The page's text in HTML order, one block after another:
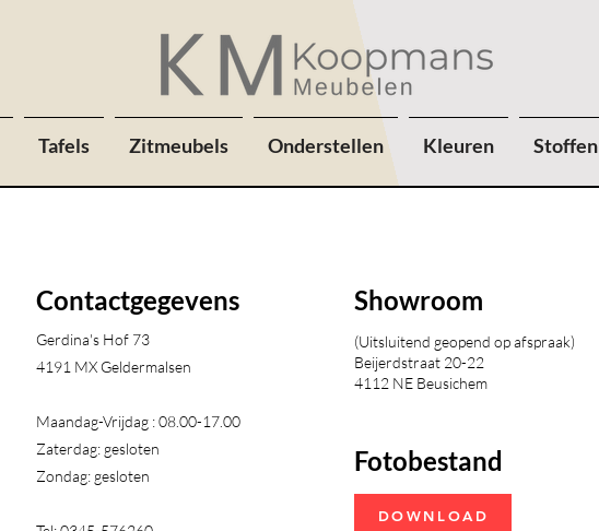
Tafels Zitmeubels Onderstellen Kleuren Stoffen
Contactgegevens
Gerdina's Hof 73
4191 MX Geldermalsen​
Maandag-Vrijdag : 08.00-17.00
Zaterdag: gesloten
Zondag: gesloten
Showroom
(Uitsluitend geopend op afspraak)
Beijerdstraat 20-22
4112 NE Beusichem
Fotobestand
DOWNLOAD